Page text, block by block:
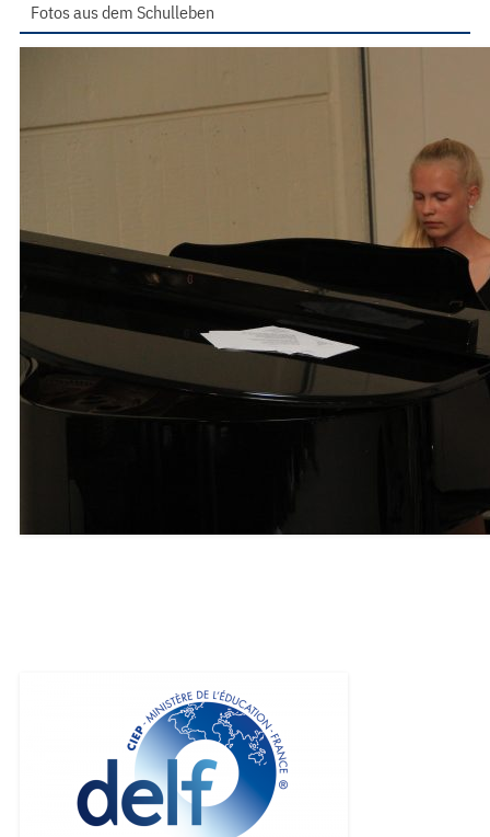
Fotos aus dem Schulleben